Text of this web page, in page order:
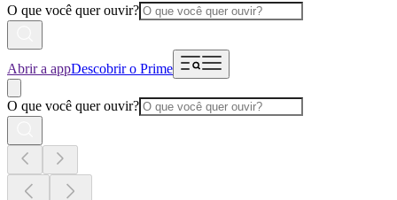
O que você quer ouvir?
Abrir a appDescobrir o Prime
O que você quer ouvir?